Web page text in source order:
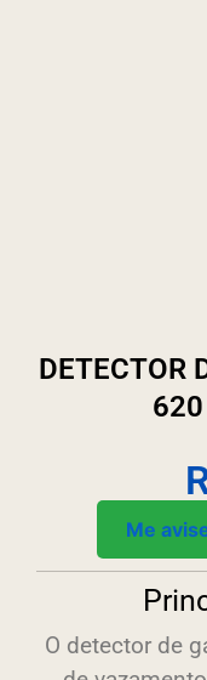
DETECTOR
Me
O detector de